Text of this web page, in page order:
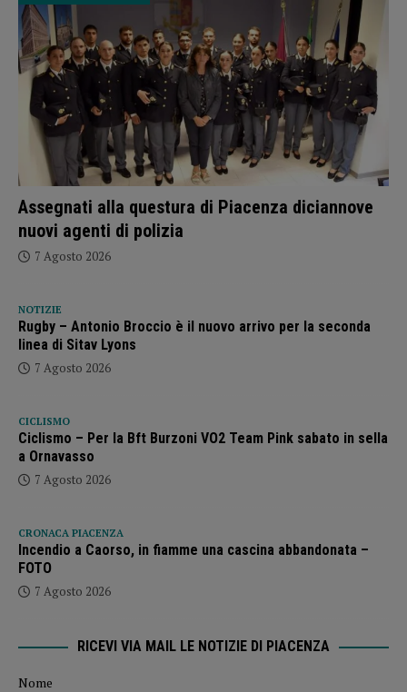
Assegnati alla questura di Piacenza diciannove
nuovi agenti di polizia
7 Agosto 2026
NOTIZIE
Rugby – Antonio Broccio è il nuovo arrivo per la seconda
linea di Sitav Lyons
7 Agosto 2026
CICLISMO
Ciclismo – Per la Bft Burzoni VO2 Team Pink sabato in sella
a Ornavasso
7 Agosto 2026
CRONACA PIACENZA
Incendio a Caorso, in fiamme una cascina abbandonata –
FOTO
7 Agosto 2026
RICEVI VIA MAIL LE NOTIZIE DI PIACENZA
Nome